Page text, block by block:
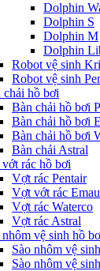
Dolphin
Dolphin S
Dolphin M
Dolphin
Robot vệ sinh
Robot vệ sinh
chải hồ bơi
Bàn chải hồ bơi
Bàn chải hồ bơi
Bàn chải hồ bơi
Bàn chải Astral
rác hồ bơi
Vợt rác Pentair
Vợt vớt rác
Vợt rác Waterco
Vợt rác Astral
nhôm vệ sinh hồ
Sào nhôm vệ
Sào nhôm vệ